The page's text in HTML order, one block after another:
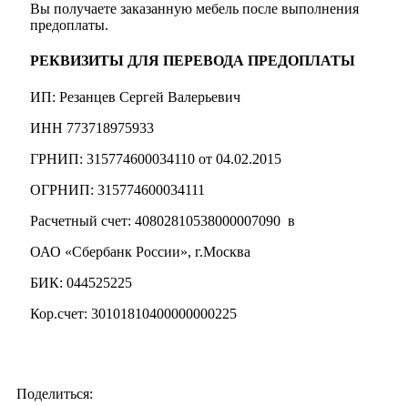
Вы получаете заказанную мебель после выполнения
предоплаты.
РЕКВИЗИТЫ ДЛЯ ПЕРЕВОДА ПРЕДОПЛАТЫ
ИП: Резанцев Сергей Валерьевич
ИНН 773718975933
ГРНИП: 315774600034110 от 04.02.2015
ОГРНИП: 315774600034111
Расчетный счет: 40802810538000007090 в
ОАО «Сбербанк России», г.Москва
БИК: 044525225
Кор.счет: 30101810400000000225
Поделиться: